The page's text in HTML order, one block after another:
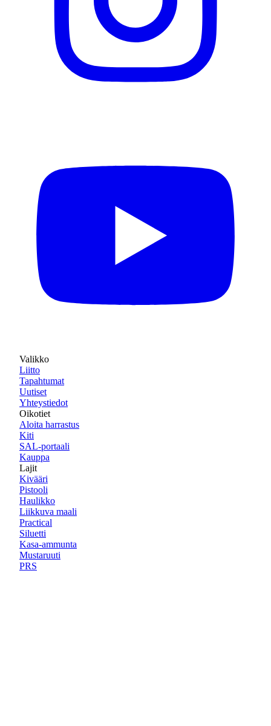
Valikko
Liitto
Tapahtumat
Uutiset
Yhteystiedot
Oikotiet
Aloita harrastus
Kiti
SAL-portaali
Kauppa
Lajit
Kivääri
Pistooli
Haulikko
Liikkuva maali
Practical
Siluetti
Kasa-ammunta
Mustaruuti
PRS